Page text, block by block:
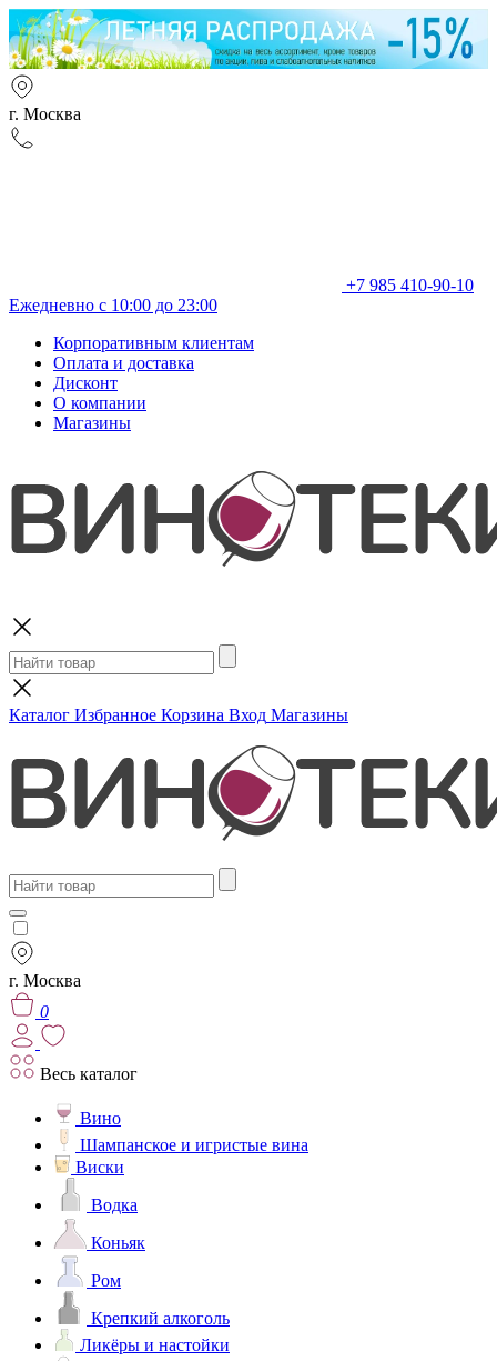
г. Москва
+7 985 410-90-10
Ежедневно с 10:00 до 23:00
Корпоративным клиентам
Оплата и доставка
Дисконт
О компании
Магазины
Каталог Избранное Корзина Вход Магазины
г. Москва
0
Весь каталог
Вино
Шампанское и игристые вина
Виски
Водка
Коньяк
Ром
Крепкий алкоголь
Ликёры и настойки